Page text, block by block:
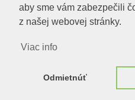
aby sme vám zabezpečili
z našej webovej stránky.
Viac info
Odmietnúť